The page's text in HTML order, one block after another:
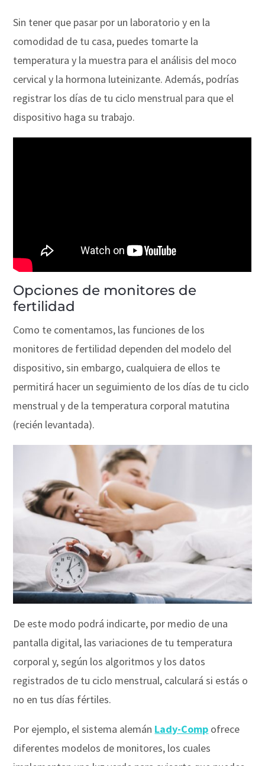
Sin tener que pasar por un laboratorio y en la
comodidad de tu casa, puedes tomarte la
temperatura y la muestra para el análisis del moco
cervical y la hormona luteinizante. Además, podrías
registrar los días de tu ciclo menstrual para que el
dispositivo haga su trabajo.
Opciones de monitores de
fertilidad
Como te comentamos, las funciones de los
monitores de fertilidad dependen del modelo del
dispositivo, sin embargo, cualquiera de ellos te
permitirá hacer un seguimiento de los días de tu ciclo
menstrual y de la temperatura corporal matutina
(recién levantada).
De este modo podrá indicarte, por medio de una
pantalla digital, las variaciones de tu temperatura
corporal y, según los algoritmos y los datos
registrados de tu ciclo menstrual, calculará si estás o
no en tus días fértiles.
Por ejemplo, el sistema alemán Lady-Comp ofrece
diferentes modelos de monitores, los cuales